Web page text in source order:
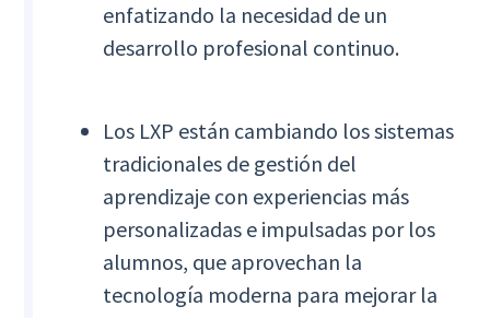
enfatizando la necesidad de un
desarrollo profesional continuo.
Los LXP están cambiando los sistemas
tradicionales de gestión del
aprendizaje con experiencias más
personalizadas e impulsadas por los
alumnos, que aprovechan la
tecnología moderna para mejorar la